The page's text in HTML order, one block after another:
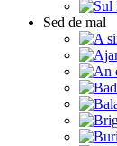
Sed de mal